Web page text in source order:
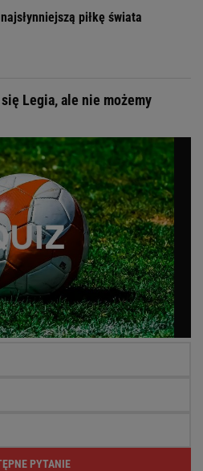
piłkę świata
Legia, ale nie możemy
PYTANIE